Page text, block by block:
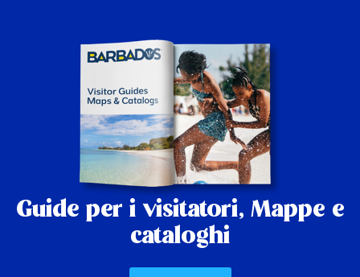
Guide per i visitatori, Mappe e
cataloghi